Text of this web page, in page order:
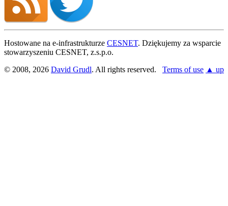
Hostowane na e-infrastrukturze CESNET. Dziękujemy za wsparcie
stowarzyszeniu CESNET, z.s.p.o.
© 2008, 2026 David Grudl. All rights reserved. Terms of use ▲ up